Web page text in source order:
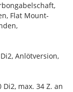
Flat Mount-
Anlötversion,
max. 34 Z. an